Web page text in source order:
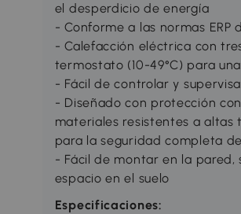
el desperdicio de energía
- Conforme a las normas ERP
- Calefacción eléctrica con
termostato (10-49°C) para
- Fácil de controlar y
- Diseñado con protección
materiales resistentes a altas
para la seguridad completa
- Fácil de montar en la pared,
espacio en el suelo
Especificaciones: